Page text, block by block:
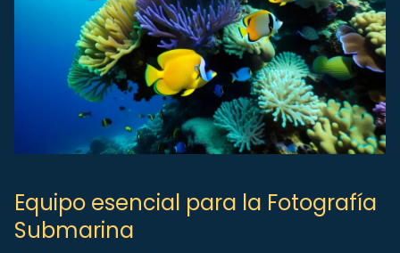
Equipo esencial para la Fotografía
Submarina